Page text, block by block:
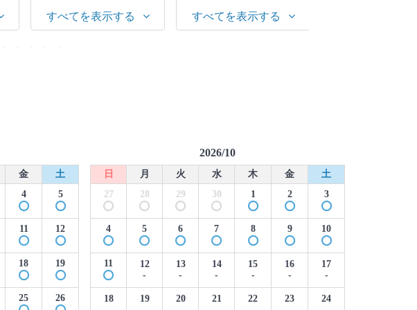
すべてを表示する すべてを表示する
金
土
4 5
11 12
18 19
25 26
2026/10
日 月 火 水 木 金
土
27
28 29 30 1 2 3
4 5 6 7 8 9 10
11
12
-
13
-
14
-
15
-
16
-
17
-
18
19
20
21
22
23
24